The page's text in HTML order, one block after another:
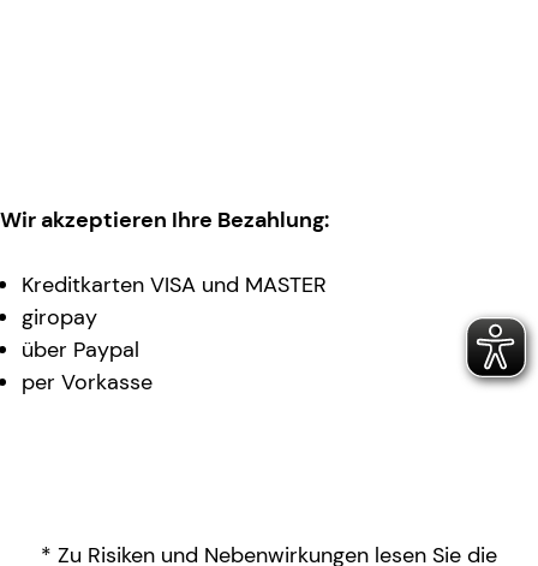
Wir akzeptieren Ihre Bezahlung:
Kreditkarten VISA und MASTER
giropay
über Paypal
per Vorkasse
* Zu Risiken und Nebenwirkungen lesen Sie die